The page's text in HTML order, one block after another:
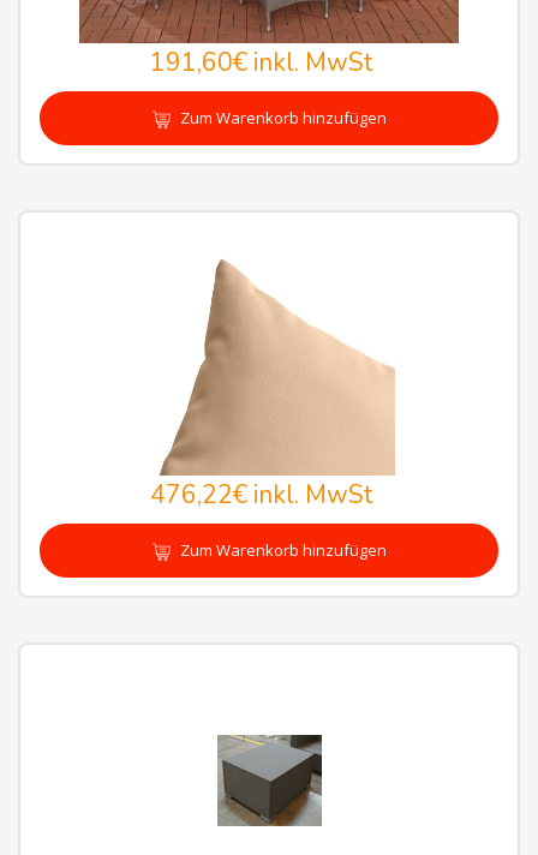
191,60€inkl. MwSt
Zum Warenkorb hinzufügen
476,22€inkl. MwSt
Zum Warenkorb hinzufügen